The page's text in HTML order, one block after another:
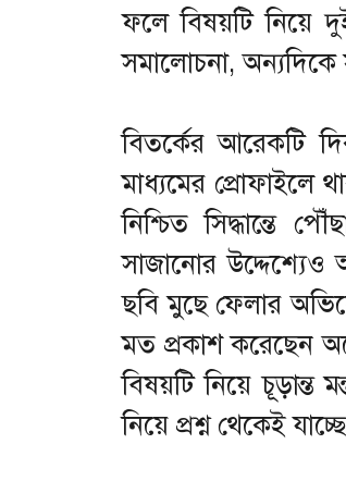
ফলে বিষয়টি নিয়ে
সমালোচনা, অন্যদিকে
বিতর্কের আরেকটি
মাধ্যমের প্রোফাইলে
নিশ্চিত সিদ্ধান্তে
সাজানোর
ছবি মুছে ফেলার
মত প্রকাশ করেছেন
বিষয়টি নিয়ে চূড়ান্ত
নিয়ে প্রশ্ন থেকেই